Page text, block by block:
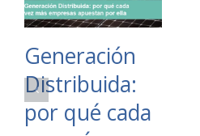
Generación
Distribuida:
por qué cada